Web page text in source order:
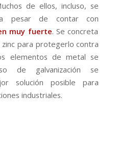
de ellos, incluso, se
pesar de contar con
muy fuerte. Se concreta
para protegerlo contra
elementos de metal se
de galvanización se
solución posible para
industriales.